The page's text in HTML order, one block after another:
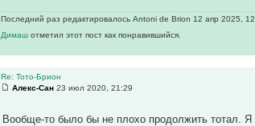
Последний раз редактировалось Antoni de Brion 12 апр 2025,
Димашотметил этот пост как понравившийся.
Re: Тото-Брион
Алекс-Сан 23 июл 2020, 21:29
Вообще-то было бы не плохо продолжить тотал. Я